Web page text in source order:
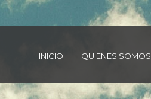
INICIO QUIENES SOMOS